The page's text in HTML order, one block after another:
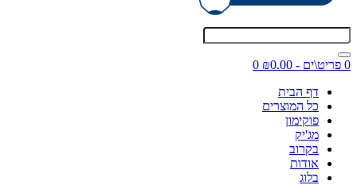
0 פריט\ים - ₪0.00
0
דף הבית
כל המוצרים
פוקימון
מג'יק
בקרוב
אודות
בלוג